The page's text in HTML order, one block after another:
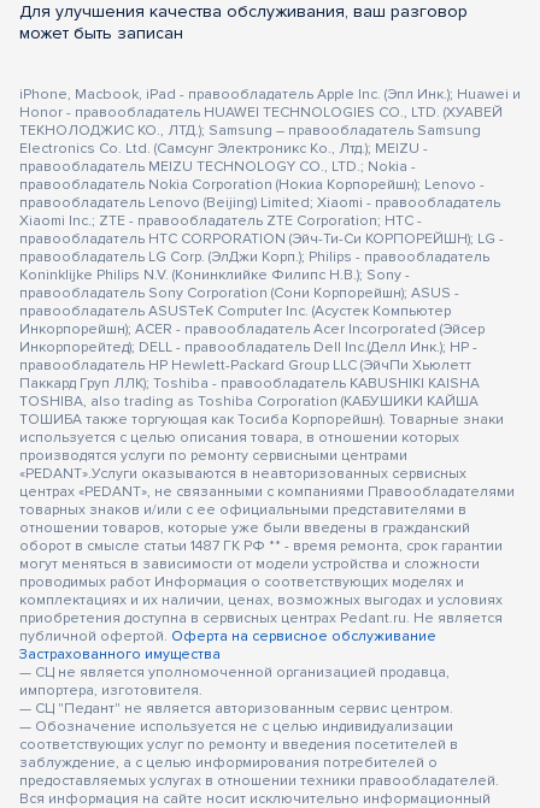
Для улучшения качества обслуживания, ваш разговор
может быть записан
iPhone, Macbook, iPad - правообладатель Apple Inc. (Эпл Инк.); Huawei и
Honor - правообладатель HUAWEI TECHNOLOGIES CO., LTD. (ХУАВЕЙ
ТЕКНОЛОДЖИС КО., ЛТД.); Samsung – правообладатель Samsung
Electronics Co. Ltd. (Самсунг Электроникс Ко., Лтд.); MEIZU -
правообладатель MEIZU TECHNOLOGY CO., LTD.; Nokia -
правообладатель Nokia Corporation (Нокиа Корпорейшн); Lenovo -
правообладатель Lenovo (Beijing) Limited; Xiaomi - правообладатель
Xiaomi Inc.; ZTE - правообладатель ZTE Corporation; HTC -
правообладатель HTC CORPORATION (Эйч-Ти-Си КОРПОРЕЙШН); LG -
правообладатель LG Corp. (ЭлДжи Корп.); Philips - правообладатель
Koninklijke Philips N.V. (Конинклийке Филипс Н.В.); Sony -
правообладатель Sony Corporation (Сони Корпорейшн); ASUS -
правообладатель ASUSTeK Computer Inc. (Асустек Компьютер
Инкорпорейшн); ACER - правообладатель Acer Incorporated (Эйсер
Инкорпорейтед); DELL - правообладатель Dell Inc.(Делл Инк.); HP -
правообладатель HP Hewlett-Packard Group LLC (ЭйчПи Хьюлетт
Паккард Груп ЛЛК); Toshiba - правообладатель KABUSHIKI KAISHA
TOSHIBA, also trading as Toshiba Corporation (КАБУШИКИ КАЙША
ТОШИБА также торгующая как Тосиба Корпорейшн). Товарные знаки
используется с целью описания товара, в отношении которых
производятся услуги по ремонту сервисными центрами
«PEDANT».Услуги оказываются в неавторизованных сервисных
центрах «PEDANT», не связанными с компаниями Правообладателями
товарных знаков и/или с ее официальными представителями в
отношении товаров, которые уже были введены в гражданский
оборот в смысле статьи 1487 ГК РФ ** - время ремонта, срок гарантии
могут меняться в зависимости от модели устройства и сложности
проводимых работ Информация о соответствующих моделях и
комплектациях и их наличии, ценах, возможных выгодах и условиях
приобретения доступна в сервисных центрах Pedant.ru. Не является
публичной офертой. Оферта на сервисное обслуживание
Застрахованного имущества
— СЦ не является уполномоченной организацией продавца,
импортера, изготовителя.
— СЦ "Педант" не является авторизованным сервис центром.
— Обозначение используется не с целью индивидуализации
соответствующих услуг по ремонту и введения посетителей в
заблуждение, а с целью информирования потребителей о
предоставляемых услугах в отношении техники правообладателей.
Вся информация на сайте носит исключительно информационный